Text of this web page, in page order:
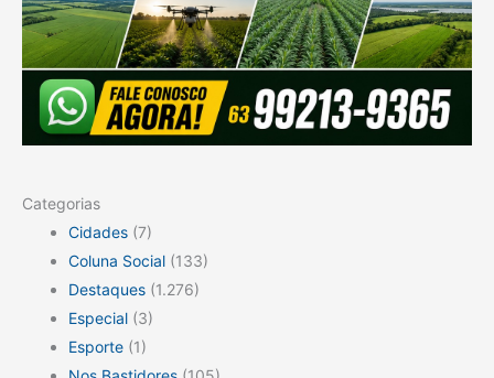
Categorias
Cidades (7)
Coluna Social (133)
Destaques (1.276)
Especial (3)
Esporte (1)